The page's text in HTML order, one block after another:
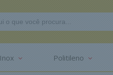
Inox Politileno